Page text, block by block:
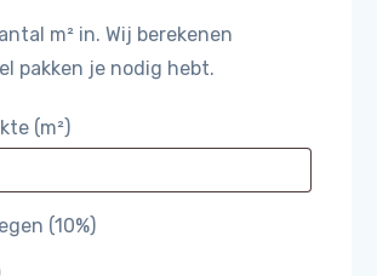
m² in. Wij berekenen
pakken je nodig hebt.
(m²)
(10%)